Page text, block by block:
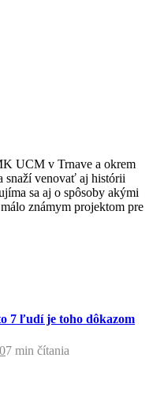
UCM v Trnave a okrem
snaží venovať aj histórii
sa aj o spôsoby akými
známym projektom pre
7 ľudí je toho dôkazom
7 min čítania